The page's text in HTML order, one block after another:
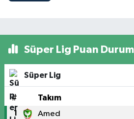
Süper Lig Puan
Süper Lig
# Takım
1 Amed